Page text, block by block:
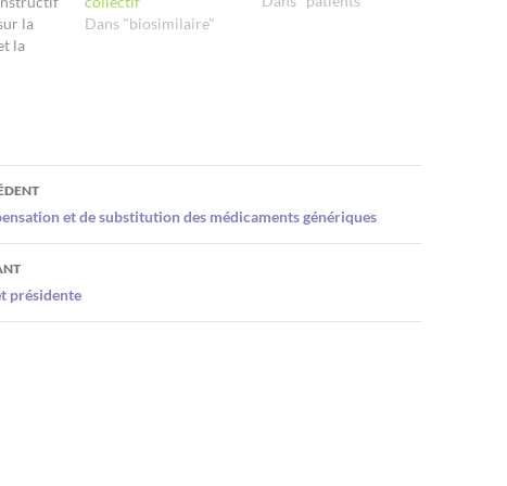
la
la
à
dans
Dans "biosimilaire"
et de substitution des médicaments génériques
présidente